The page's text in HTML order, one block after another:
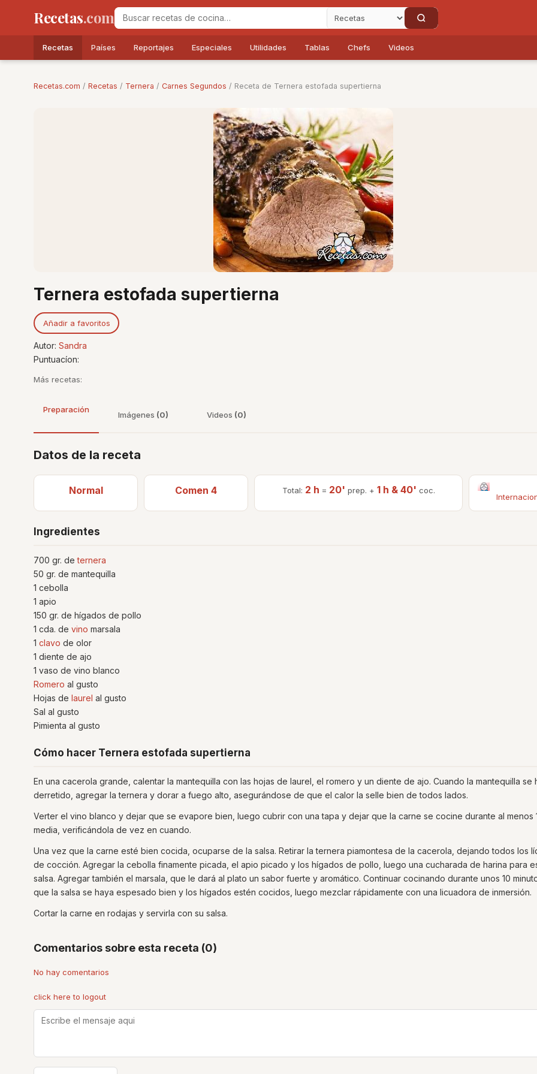
Recetas.com
Recetas Países Reportajes Especiales Utilidades Tablas Chefs Videos
Recetas.com / Recetas / Ternera / Carnes Segundos / Receta de Ternera estofada supertierna
Ternera estofada supertierna
Añadir a favoritos
Autor: Sandra
Puntuacíon:
Más recetas:
Preparación
Imágenes (0) Videos (0)
Datos de la receta
Normal Comen 4 Total: 2 h = 20' prep. + 1 h & 40' coc.
Ingredientes
700 gr. deternera
50 gr. de mantequilla
1 cebolla
1 apio
150 gr. de hígados de pollo
1 cda. de vino marsala
1 clavo de olor
1 diente de ajo
1 vaso de vino blanco
Romero al gusto
Hojas de laurel al gusto
Sal al gusto
Pimienta al gusto
Cómo hacer Ternera estofada supertierna
En una cacerola grande, calentar la mantequilla con las hojas de laurel, el romero y un diente de ajo. Cuando la mantequilla se
derretido, agregar la ternera y dorar a fuego alto, asegurándose de que el calor la selle bien de todos lados.
Verter el vino blanco y dejar que se evapore bien, luego cubrir con una tapa y dejar que la carne se cocine durante al menos
media, verificándola de vez en cuando.
Una vez que la carne esté bien cocida, ocuparse de la salsa. Retirar la ternera piamontesa de la cacerola, dejando todos los
de cocción. Agregar la cebolla finamente picada, el apio picado y los hígados de pollo, luego una cucharada de harina para
salsa. Agregar también el marsala, que le dará al plato un sabor fuerte y aromático. Continuar cocinando durante unos 10
que la salsa se haya espesado bien y los hígados estén cocidos, luego mezclar rápidamente con una licuadora de inmersión.
Cortar la carne en rodajas y servirla con su salsa.
Comentarios sobre esta receta (0)
No hay comentarios
click here to logout